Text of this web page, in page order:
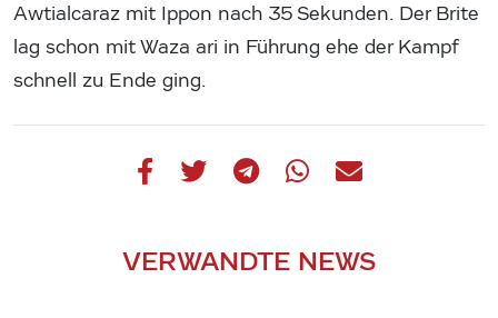
Awtialcaraz mit Ippon nach 35 Sekunden. Der Brite
lag schon mit Waza ari in Führung ehe der Kampf
schnell zu Ende ging.
VERWANDTE NEWS